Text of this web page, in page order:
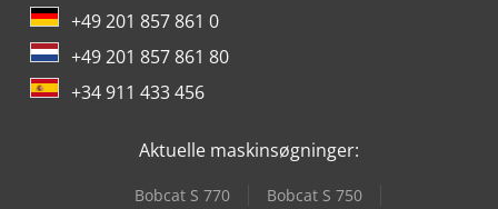
+49 201 857 861 0
+49 201 857 861 80
+34 911 433 456
Aktuelle maskinsøgninger:
Bobcat S 770
Bobcat S 750